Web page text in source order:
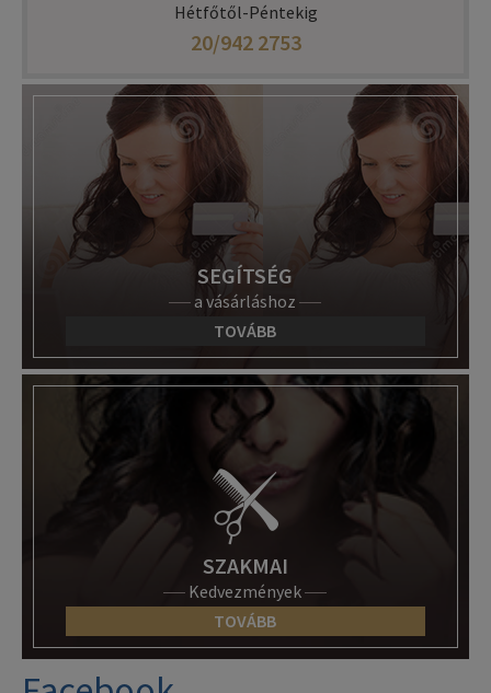
Hétfőtől-Péntekig
20/942 2753
SEGÍTSÉG
a vásárláshoz
TOVÁBB
SZAKMAI
Kedvezmények
TOVÁBB